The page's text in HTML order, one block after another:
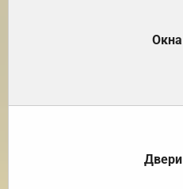
Окна
Двери